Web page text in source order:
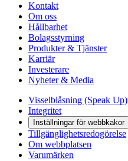
Kontakt
Om oss
Hållbarhet
Bolagsstyrning
Produkter & Tjänster
Karriär
Investerare
Nyheter & Media
Visselblåsning (Speak Up)
Integritet
Inställningar för webbkakor
Tillgänglighetsredogörelse
Om webbplatsen
Varumärken